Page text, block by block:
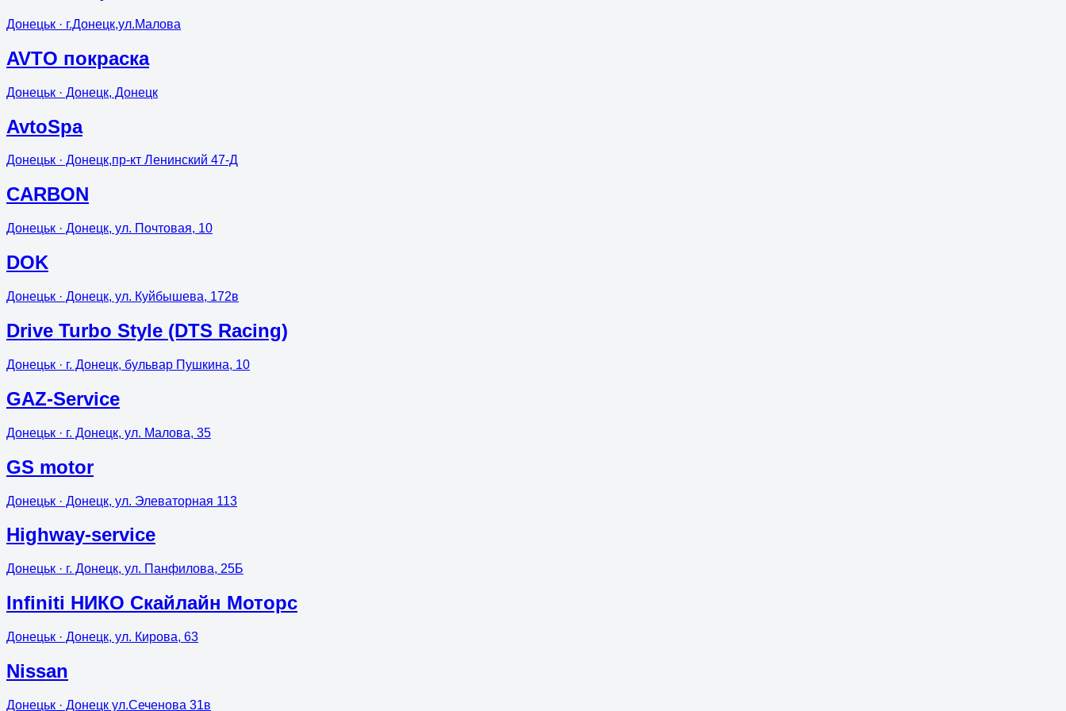
Донецьк · г.Донецк,ул.Малова
AVTO покраска
Донецьк · Донецк, Донецк
AvtoSpa
Донецьк · Донецк,пр-кт Ленинский 47-Д
CARBON
Донецьк · Донецк, ул. Почтовая, 10
DOK
Донецьк · Донецк, ул. Куйбышева, 172в
Drive Turbo Style (DTS Racing)
Донецьк · г. Донецк, бульвар Пушкина, 10
GAZ-Service
Донецьк · г. Донецк, ул. Малова, 35
GS motor
Донецьк · Донецк, ул. Элеваторная 113
Highway-service
Донецьк · г. Донецк, ул. Панфилова, 25Б
Infiniti НИКО Скайлайн Моторс
Донецьк · Донецк, ул. Кирова, 63
Nissan
Донецьк · Донецк ул.Сеченова 31в